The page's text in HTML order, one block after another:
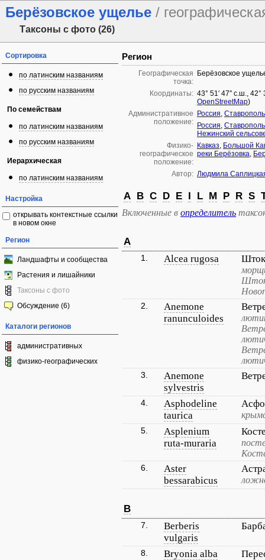
Берёзовское ущелье /
Таксоны с фото (26)
Сортировка
по латинским названиям
по русским названиям
По семействам
по латинским названиям
по русским названиям
Иерархическая
по латинским названиям
Настройка
открывать контекстные ссылки
в новом окне
Регион
Ландшафты и сообщества
Растения и лишайники
Таксоны с фото
Обсуждение (6)
Каталоги регионов
административных
физико-географических
Регион
Географическая
точка:
Берёзовское
Координаты: 43° 51′ 47″ с.ш.,
OpenStreetMap)
Административное
положение:
Россия,
Россия,
Нежинский
Физико-
географическое
положение:
Кавказ, Большой
реки Берёзовка,
Автор: Людмила
A B C D E I L M P R S
Включенные в определитель
A
1. Alcea rugosa
2.
Anemone
ranunculoides
3.
Anemone
sylvestris
4.
Asphodeline
taurica
5.
Asplenium
ruta-muraria
6.
Aster
bessarabicus
B
7.
Berberis
vulgaris
8. Bryonia alba